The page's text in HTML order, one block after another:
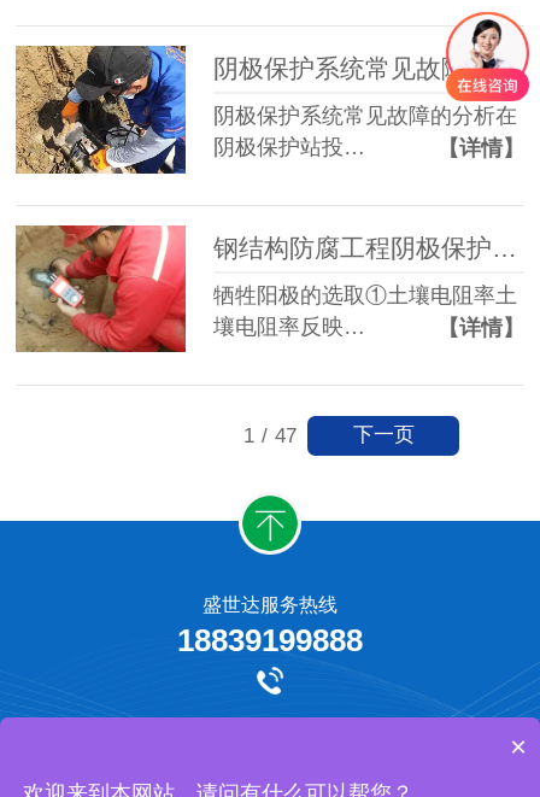
阴极保护系统常见故障的分析 ​​
阴极保护系统常见故障的分析在
阴极保护站投…
【详情】
钢结构防腐工程阴极保护牺牲阳极
牺牲阳极的选取①土壤电阻率土
壤电阻率反映…
【详情】
1 / 47 下一页
盛世达服务热线
18839199888
×